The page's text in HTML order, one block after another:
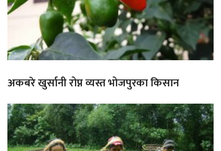
अकबरे खुर्सानी रोप्न व्यस्त भोजपुरका किसान